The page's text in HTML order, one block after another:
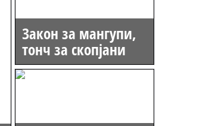
Закон за мангупи,
тонч за скопјани